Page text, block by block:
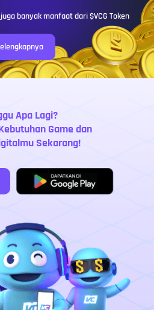
banyak manfaat dari $VCG Token
Apa Lagi?
Game dan
Sekarang!